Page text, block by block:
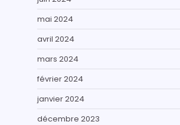
mai 2024
avril 2024
mars 2024
février 2024
janvier 2024
décembre 2023